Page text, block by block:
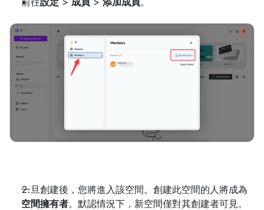
一旦創建後，您將進入該空間。創建此空間的人將成為
空間擁有者。默認情況下，新空間僅對其創建者可見。